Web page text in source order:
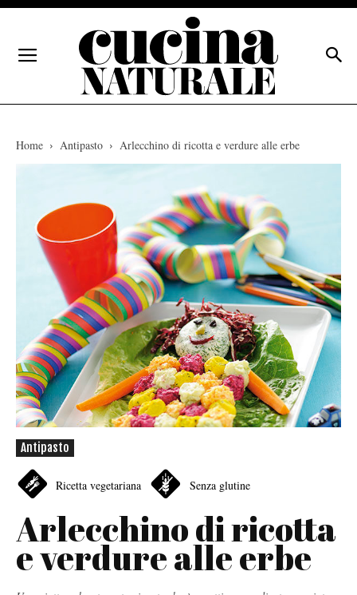
Home Antipasto Arlecchino di ricotta e verdure alle erbe
Antipasto
Ricetta vegetariana Senza glutine
Arlecchino di ricotta
e verdure alle erbe